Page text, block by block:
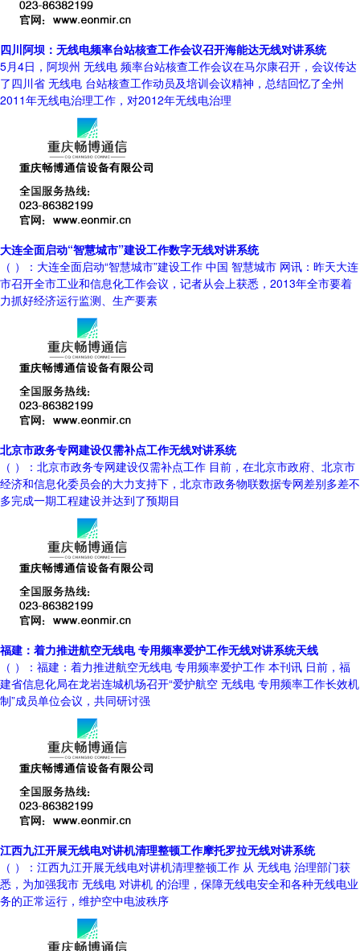
四川阿坝：无线电频率台站核查工作会议召开海能达无线对讲系统
5月4日，阿坝州 无线电 频率台站核查工作会议在马尔康召开，会议传达
了四川省 无线电 台站核查工作动员及培训会议精神，总结回忆了全州
2011年无线电治理工作，对2012年无线电治理
大连全面启动“智慧城市”建设工作数字无线对讲系统
（ ）：大连全面启动“智慧城市”建设工作 中国 智慧城市 网讯：昨天大连
市召开全市工业和信息化工作会议，记者从会上获悉，2013年全市要着
力抓好经济运行监测、生产要素
北京市政务专网建设仅需补点工作无线对讲系统
（ ）：北京市政务专网建设仅需补点工作 目前，在北京市政府、北京市
经济和信息化委员会的大力支持下，北京市政务物联数据专网差别多差不
多完成一期工程建设并达到了预期目
福建：着力推进航空无线电 专用频率爱护工作无线对讲系统天线
（ ）：福建：着力推进航空无线电 专用频率爱护工作 本刊讯 日前，福
建省信息化局在龙岩连城机场召开“爱护航空 无线电 专用频率工作长效机
制”成员单位会议，共同研讨强
江西九江开展无线电对讲机清理整顿工作摩托罗拉无线对讲系统
（ ）：江西九江开展无线电对讲机清理整顿工作 从 无线电 治理部门获
悉，为加强我市 无线电 对讲机 的治理，保障无线电安全和各种无线电业
务的正常运行，维护空中电波秩序